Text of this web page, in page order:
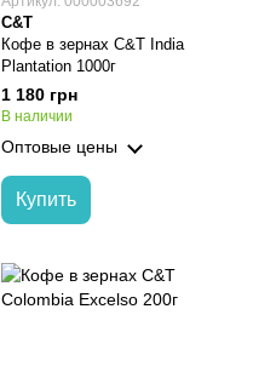
C&T
Кофе в зернах C&T India
Plantation 1000г
1 180 грн
В наличии
Оптовые цены
Купить